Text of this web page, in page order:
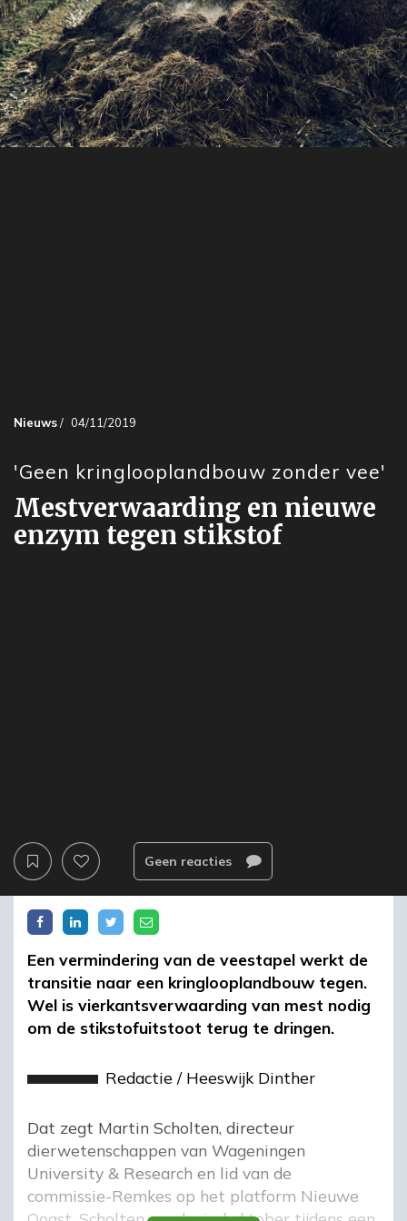
Nieuws/ 04/11/2019
'Geen kringlooplandbouw zonder vee'
Mestverwaarding en nieuwe
enzym tegen stikstof
Geen reacties
Een vermindering van de veestapel werkt de
transitie naar een kringlooplandbouw tegen.
Wel is vierkantsverwaarding van mest nodig
om de stikstofuitstoot terug te dringen.
Redactie / Heeswijk Dinther
Dat zegt Martin Scholten, directeur
dierwetenschappen van Wageningen
University & Research en lid van de
commissie-Remkes op het platform Nieuwe